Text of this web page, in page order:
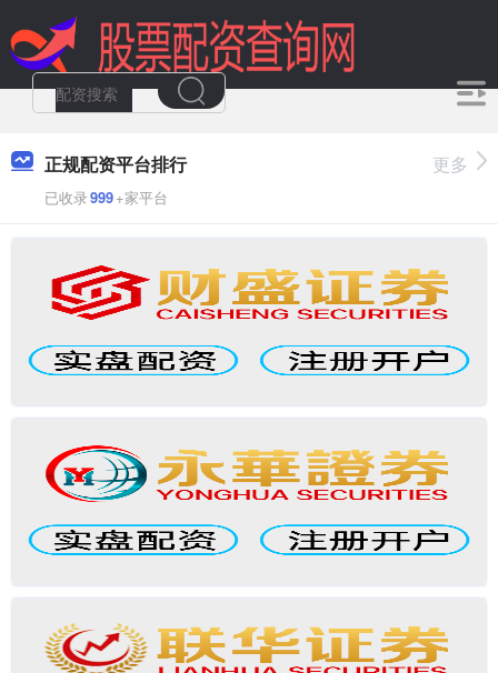
正规配资平台排行
已收录999+家平台
更多